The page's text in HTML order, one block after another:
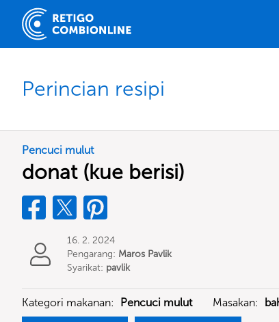
Perincian resipi
Pencuci mulut
donat (kue berisi)
16. 2. 2024
Pengarang: Maros Pavlik
Syarikat: pavlik
Kategori makanan: Pencuci mulut Masakan: